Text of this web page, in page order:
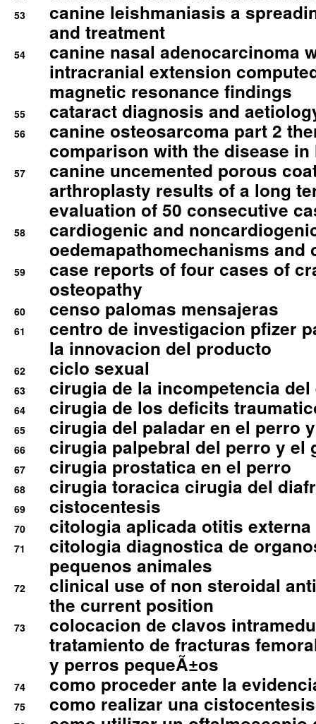
53
canine leishmaniasis a
and treatment
54
canine nasal adenocarcinoma
intracranial extension
magnetic resonance findings
55 cataract diagnosis and
56
canine osteosarcoma part 2
comparison with the disease in
57
canine uncemented porous
arthroplasty results of a long
evaluation of 50 consecutive
58
cardiogenic and
oedemapathomechanisms and
59
case reports of four cases of
osteopathy
60 censo palomas mensajeras
61
centro de investigacion pfizer
la innovacion del producto
62 ciclo sexual
63 cirugia de la incompetencia
64 cirugia de los deficits
65 cirugia del paladar en el perro
66 cirugia palpebral del perro y el
67 cirugia prostatica en el perro
68 cirugia toracica cirugia del
69 cistocentesis
70 citologia aplicada otitis externa
71
citologia diagnostica de
pequenos animales
72
clinical use of non steroidal
the current position
73
colocacion de clavos
tratamiento de fracturas
y perros pequeÃ±os
74 como proceder ante la
75 como realizar una